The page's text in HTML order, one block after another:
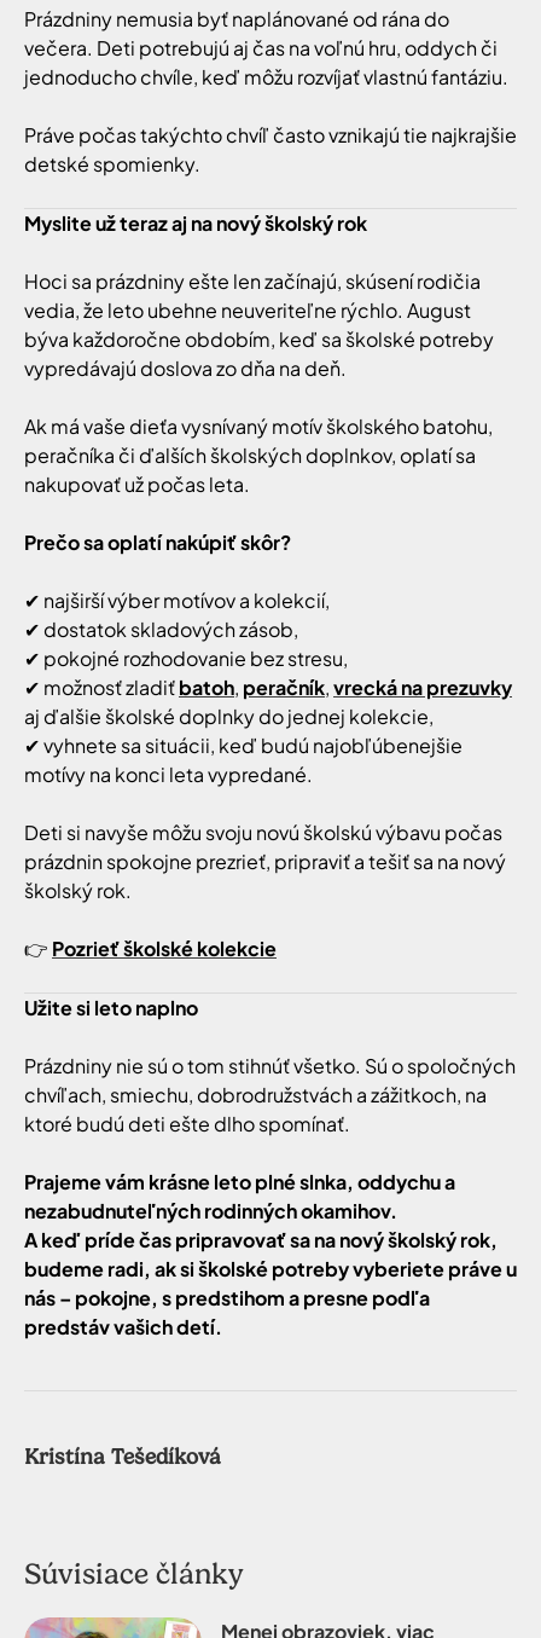
Prázdniny nemusia byť naplánované od rána do
večera. Deti potrebujú aj čas na voľnú hru, oddych či
jednoducho chvíle, keď môžu rozvíjať vlastnú fantáziu.
Práve počas takýchto chvíľ často vznikajú tie najkrajšie
detské spomienky.
Myslite už teraz aj na nový školský rok
Hoci sa prázdniny ešte len začínajú, skúsení rodičia
vedia, že leto ubehne neuveriteľne rýchlo. August
býva každoročne obdobím, keď sa školské potreby
vypredávajú doslova zo dňa na deň.
Ak má vaše dieťa vysnívaný motív školského batohu,
peračníka či ďalších školských doplnkov, oplatí sa
nakupovať už počas leta.
Prečo sa oplatí nakúpiť skôr?
✔ najširší výber motívov a kolekcií,
✔ dostatok skladových zásob,
✔ pokojné rozhodovanie bez stresu,
✔ možnosť zladiťbatoh, peračník,vrecká na prezuvky
aj ďalšie školské doplnky do jednej kolekcie,
✔ vyhnete sa situácii, keď budú najobľúbenejšie
motívy na konci leta vypredané.
Deti si navyše môžu svoju novú školskú výbavu počas
prázdnin spokojne prezrieť, pripraviť a tešiť sa na nový
školský rok.
👉 Pozrieť školské kolekcie
Užite si leto naplno
Prázdniny nie sú o tom stihnúť všetko. Sú o spoločných
chvíľach, smiechu, dobrodružstvách a zážitkoch, na
ktoré budú deti ešte dlho spomínať.
Prajeme vám krásne leto plné slnka, oddychu a
nezabudnuteľných rodinných okamihov.
A keď príde čas pripravovať sa na nový školský rok,
budeme radi, ak si školské potreby vyberiete práve u
nás – pokojne, s predstihom a presne podľa
predstáv vašich detí.
Kristína Tešedíková
Súvisiace články
Menej obrazoviek, viac